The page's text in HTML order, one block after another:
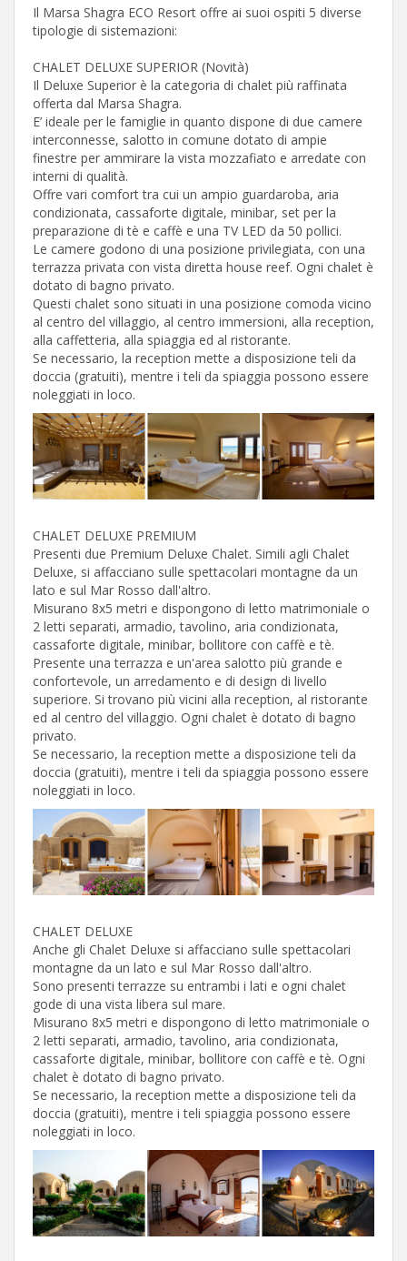
Il Marsa Shagra ECO Resort offre ai suoi ospiti 5 diverse
tipologie di sistemazioni:
CHALET DELUXE SUPERIOR (Novità)
Il Deluxe Superior è la categoria di chalet più raffinata
offerta dal Marsa Shagra.
E’ ideale per le famiglie in quanto dispone di due camere
interconnesse, salotto in comune dotato di ampie
finestre per ammirare la vista mozzafiato e arredate con
interni di qualità.
Offre vari comfort tra cui un ampio guardaroba, aria
condizionata, cassaforte digitale, minibar, set per la
preparazione di tè e caffè e una TV LED da 50 pollici.
Le camere godono di una posizione privilegiata, con una
terrazza privata con vista diretta house reef. Ogni chalet è
dotato di bagno privato.
Questi chalet sono situati in una posizione comoda vicino
al centro del villaggio, al centro immersioni, alla reception,
alla caffetteria, alla spiaggia ed al ristorante.
Se necessario, la reception mette a disposizione teli da
doccia (gratuiti), mentre i teli da spiaggia possono essere
noleggiati in loco.
CHALET DELUXE PREMIUM
Presenti due Premium Deluxe Chalet. Simili agli Chalet
Deluxe, si affacciano sulle spettacolari montagne da un
lato e sul Mar Rosso dall'altro.
Misurano 8x5 metri e dispongono di letto matrimoniale o
2 letti separati, armadio, tavolino, aria condizionata,
cassaforte digitale, minibar, bollitore con caffè e tè.
Presente una terrazza e un'area salotto più grande e
confortevole, un arredamento e di design di livello
superiore. Si trovano più vicini alla reception, al ristorante
ed al centro del villaggio. Ogni chalet è dotato di bagno
privato.
Se necessario, la reception mette a disposizione teli da
doccia (gratuiti), mentre i teli da spiaggia possono essere
noleggiati in loco.
CHALET DELUXE
Anche gli Chalet Deluxe si affacciano sulle spettacolari
montagne da un lato e sul Mar Rosso dall'altro.
Sono presenti terrazze su entrambi i lati e ogni chalet
gode di una vista libera sul mare.
Misurano 8x5 metri e dispongono di letto matrimoniale o
2 letti separati, armadio, tavolino, aria condizionata,
cassaforte digitale, minibar, bollitore con caffè e tè. Ogni
chalet è dotato di bagno privato.
Se necessario, la reception mette a disposizione teli da
doccia (gratuiti), mentre i teli spiaggia possono essere
noleggiati in loco.